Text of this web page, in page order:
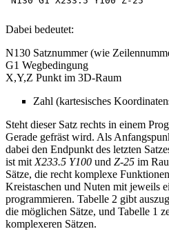
Dabei bedeutet:
N130 Satznummer (wie
G1 Wegbedingung
X,Y,Z Punkt im 3D-Raum
Zahl (kartesisches
Steht dieser Satz rechts in einem
Gerade gefräst wird. Als
dabei den Endpunkt des letzten
ist mit X233.5 Y100 und Z-25 im
Sätze, die recht komplexe
Kreistaschen und Nuten mit jeweils
programmieren. Tabelle 2 gibt
die möglichen Sätze, und Tabelle 1
komplexeren Sätzen.